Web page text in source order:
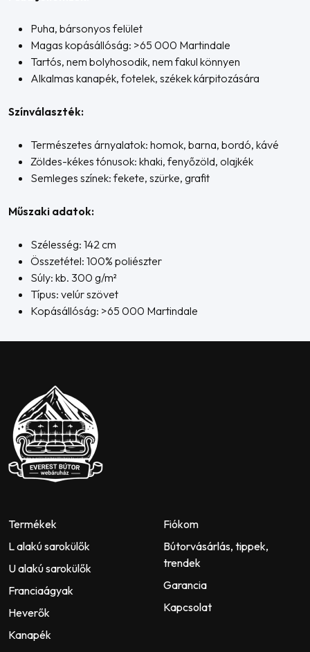
Puha, bársonyos felület
Magas kopásállóság: >65 000 Martindale
Tartós, nem bolyhosodik, nem fakul könnyen
Alkalmas kanapék, fotelek, székek kárpitozására
Színválaszték:
Természetes árnyalatok: homok, barna, bordó, kávé
Zöldes-kékes tónusok: khaki, fenyőzöld, olajkék
Semleges színek: fekete, szürke, grafit
Műszaki adatok:
Szélesség: 142 cm
Összetétel: 100% poliészter
Súly: kb. 300 g/m²
Típus: velúr szövet
Kopásállóság: >65 000 Martindale
Termékek
L alakú sarokülők
U alakú sarokülők
Franciaágyak
Heverők
Kanapék
Fiókom
Bútorvásárlás, tippek,
trendek
Garancia
Kapcsolat